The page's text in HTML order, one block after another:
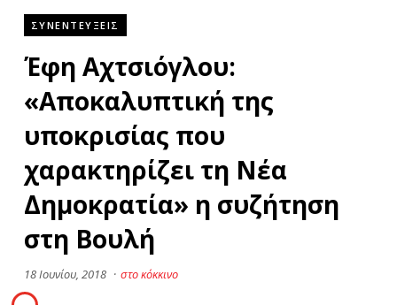
ΣΥΝΕΝΤΕΥΞΕΙΣ
Έφη Αχτσιόγλου:
«Αποκαλυπτική της
υποκρισίας που
χαρακτηρίζει τη Νέα
Δημοκρατία» η συζήτηση
στη Βουλή
18 Ιουνίου, 2018 · στο κόκκινο